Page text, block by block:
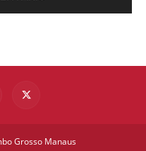
Grosso Manaus